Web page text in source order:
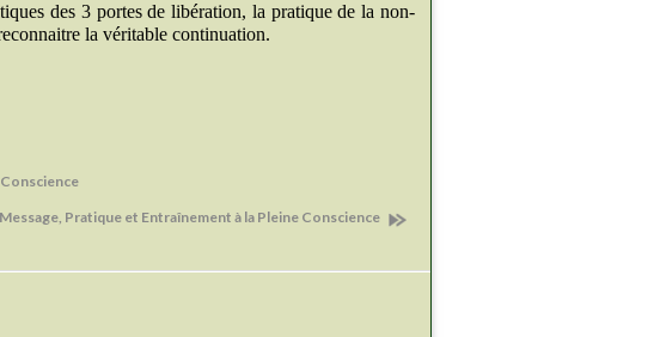
des 3 portes de libération, la pratique de la non-
la véritable continuation.
Pratique et Entraînement à la Pleine Conscience